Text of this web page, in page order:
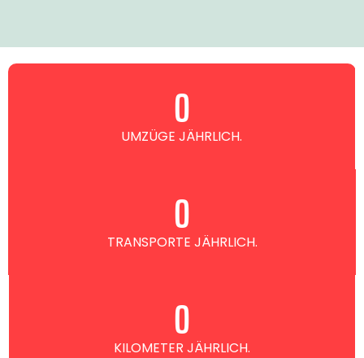
UMZÜGE JÄHRLICH.
0
TRANSPORTE JÄHRLICH.
0
KILOMETER JÄHRLICH.
0